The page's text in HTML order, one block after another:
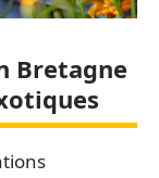
Bretagne